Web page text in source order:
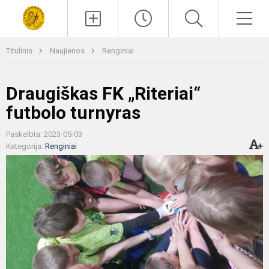
Titulinis Naujienos Renginiai
Draugiškas FK „Riteriai“
futbolo turnyras
Paskelbta: 2023-05-03
Kategorija: Renginiai